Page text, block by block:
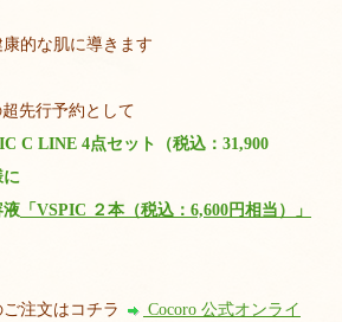
的な肌に導きます
先行予約として
C LINE 4点セット（税込：31,900
に
液 「VSPIC ２本（税込：6,600円相当）」
注文はコチラ
Cocoro 公式オンライ